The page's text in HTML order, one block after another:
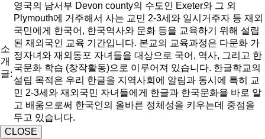
소
개
글:
영국의 남서부 Devon county의 수도인 Exeter와 그 외
Plymouth에 거주해서 사는 교민 2-3세와 일시거주자 등 재외
국민에게 한국어, 한국역사와 문화 등을 교육하기 위해 설립
된 재외국인 교육 기간입니다. 본교의 교육과정은 다문화 가
정자녀와 재외동포 자녀들을 대상으로 국어, 역사, 그리고 한
국문화 학습 (창작활동)으로 이루어져 있습니다. 한글학교의
설립 목적은 우리 한글을 지역사회에 알림과 동시에 특히 교
민 2-3세와 재외국민 자녀들에게 한글과 한국문화을 바로 알
고 배움으로써 한국인의 올바른 정체성을 키우는데 중점을
두고 있습니다.
CLOSE